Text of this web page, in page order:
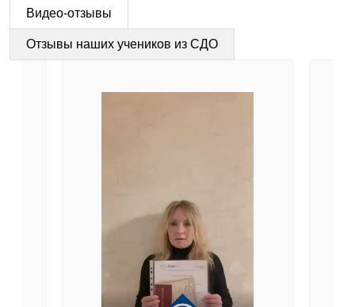
Видео-отзывы
Отзывы наших учеников из СДО